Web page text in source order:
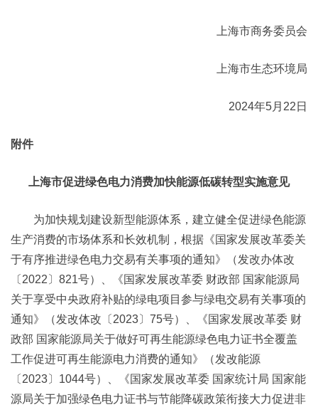
上海市商务委员会
上海市生态环境局
2024年5月22日
附件
上海市促进绿色电力消费加快能源低碳转型实施意见
为加快规划建设新型能源体系，建立健全促进绿色能源
生产消费的市场体系和长效机制，根据《国家发展改革委关
于有序推进绿色电力交易有关事项的通知》（发改办体改
〔2022〕821号）、《国家发展改革委 财政部 国家能源局
关于享受中央政府补贴的绿电项目参与绿电交易有关事项的
通知》（发改体改〔2023〕75号）、《国家发展改革委 财
政部 国家能源局关于做好可再生能源绿色电力证书全覆盖
工作促进可再生能源电力消费的通知》（发改能源
〔2023〕1044号）、《国家发展改革委 国家统计局 国家能
源局关于加强绿色电力证书与节能降碳政策衔接大力促进非